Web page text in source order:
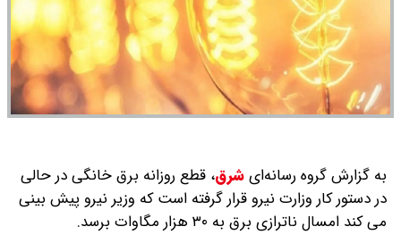
به گزارش گروه رسانه‌ایشرق، قطع روزانه برق خانگی در حالی
در دستور کار وزارت نیرو قرار گرفته است که وزیر نیرو پیش بینی
می کند امسال ناترازی برق به ۳۰ هزار مگاوات برسد.